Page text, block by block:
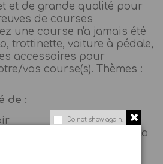
Do not show again.
et de grande qualité pour
de courses
une course n'a jamais été
trottinette, voiture à pédale,
accessoires pour
vos course(s). Thèmes :
de :
avec cordelettes pour vélo
en bois pour tracer le